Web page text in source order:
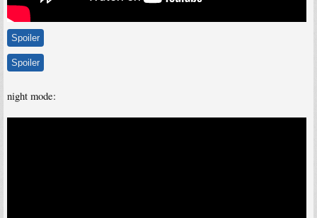
Spoiler
Spoiler
night mode: